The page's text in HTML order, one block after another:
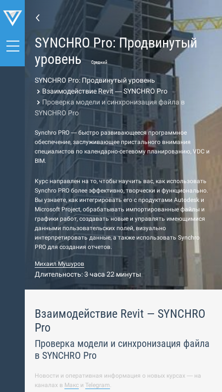
SYNCHRO Pro: Продвинутый
уровень
Средний
SYNCHRO Pro: Продвинутый уровень
Взаимодействие Revit — SYNCHRO Pro
Проверка модели и синхронизация файла в
SYNCHRO Pro
Synchro PRO — быстро развивающееся программное
обеспечение, заслуживающее пристального внимания
специалистов по календарно-сетевому планированию, VDC и
BIM.
Курс направлен на то, чтобы научить вас, как использовать
Synchro PRO более эффективно, творчески и функционально.
Вы узнаете, как интегрировать его с продуктами Autodesk и
Microsoft Project, обрабатывать импортированные файлы и
графики работ, создавать новые и управлять имеющимися
данными пользовательских полей, визуально
интерпретировать данные, а также использовать Synchro
PRO для создания отчетов.
Михаил Мушуров
Длительность: 3 часа 22 минуты
Взаимодействие Revit — SYNCHRO
Pro
Проверка модели и синхронизация файла
в SYNCHRO Pro
Новости и оперативная информация о новых курсах — на
каналах в Макс и Telegram.